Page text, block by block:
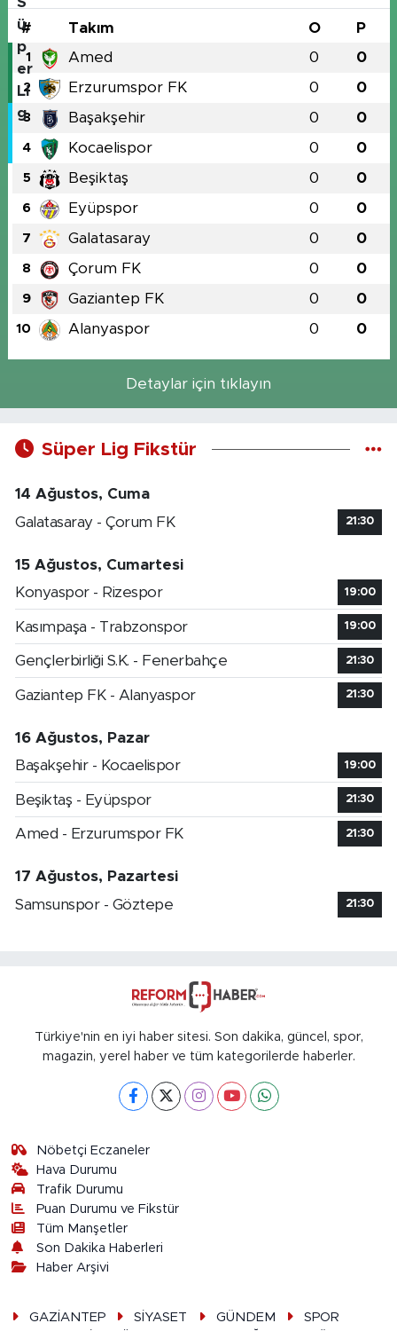
# Takım O P
1 Amed 0 0
2 Erzurumspor FK 0 0
3 Başakşehir 0 0
4 Kocaelispor 0 0
5 Beşiktaş 0 0
6 Eyüpspor 0 0
7 Galatasaray 0 0
8 Çorum FK 0 0
9 Gaziantep FK 0 0
10 Alanyaspor 0 0
Detaylar için tıklayın
Süper Lig Fikstür
14 Ağustos, Cuma
Galatasaray - Çorum FK
21:30
15 Ağustos, Cumartesi
Konyaspor - Rizespor
19:00
Kasımpaşa - Trabzonspor 19:00
Gençlerbirliği S.K. - Fenerbahçe 21:30
Gaziantep FK - Alanyaspor 21:30
16 Ağustos, Pazar
Başakşehir - Kocaelispor
19:00
Beşiktaş - Eyüpspor 21:30
Amed - Erzurumspor FK 21:30
17 Ağustos, Pazartesi
Samsunspor - Göztepe
21:30
Türkiye'nin en iyi haber sitesi. Son dakika, güncel, spor,
magazin, yerel haber ve tüm kategorilerde haberler.
Nöbetçi Eczaneler
Hava Durumu
Trafik Durumu
Puan Durumu ve Fikstür
Tüm Manşetler
Son Dakika Haberleri
Haber Arşivi
GAZİANTEP SİYASET GÜNDEM
SPOR